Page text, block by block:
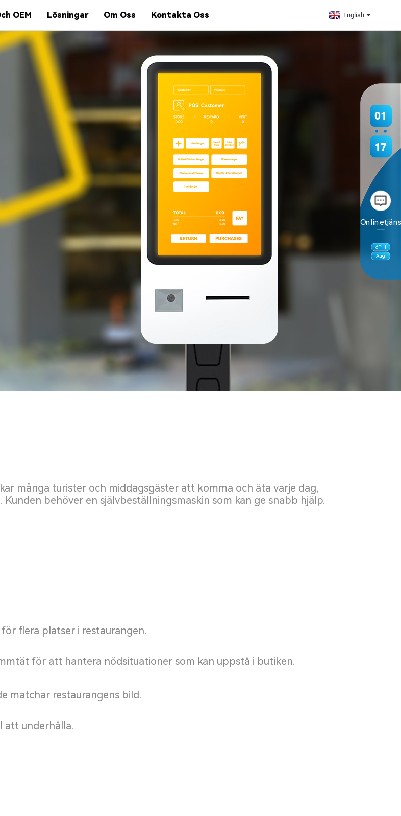
OEM Lösningar Om Oss Kontakta Oss English
många turister och middagsgäster att komma och äta varje dag,
behöver en självbeställningsmaskin som kan ge snabb hjälp.
flera platser i restaurangen.
för att hantera nödsituationer som kan uppstå i butiken.
matchar restaurangens bild.
att underhålla.
01
17
6TH
Aug